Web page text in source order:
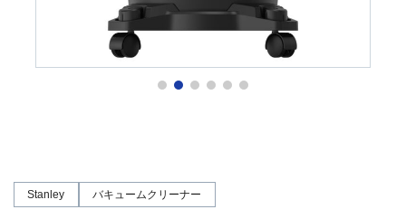
Stanley バキュームクリーナー